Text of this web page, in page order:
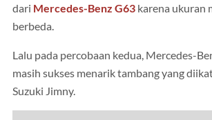
dari Mercedes-Benz G63 karena ukuran
berbeda.
Lalu pada percobaan kedua, Mercedes-
masih sukses menarik tambang yang
Suzuki Jimny.